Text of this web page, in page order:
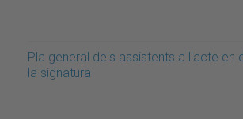
Pla general dels assistents a l'acte en
la signatura